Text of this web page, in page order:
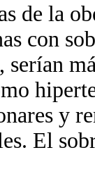
de la
con
y
El